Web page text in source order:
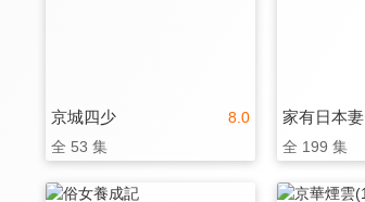
8.0
京城四少
全 53 集
家有日本妻
全 199 集